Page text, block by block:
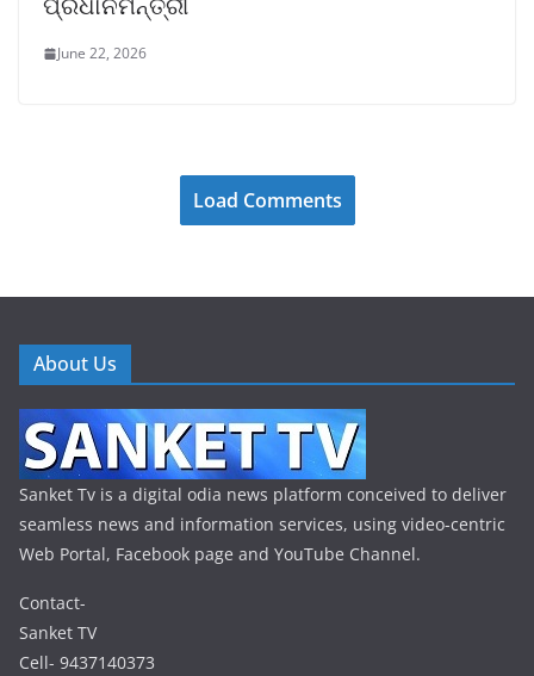
June 22, 2026
Load Comments
About Us
Sanket Tv is a digital odia news platform conceived to deliver
seamless news and information services, using video-centric
Web Portal, Facebook page and YouTube Channel.
Contact-
Sanket TV
Cell- 9437140373